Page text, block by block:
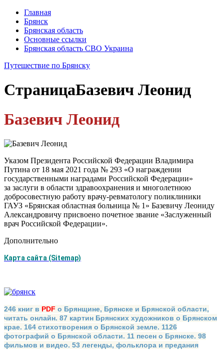
Главная
Брянск
Брянская область
Основные ссылки
Брянская область СВО Украина
Путешествие по Брянску
СтраницаБазевич Леонид
Базевич Леонид
Указом Президента Российской Федерации Владимира
Путина от 18 мая 2021 года № 293 «О награждении
государственными наградами Российской Федерации»
за заслуги в области здравоохранения и многолетнюю
добросовестную работу врачу-ревматологу поликлиники
ГАУЗ «Брянская областная больница № 1» Базевичу Леониду
Александровичу присвоено почетное звание «Заслуженный
врач Российской Федерации».
Дополнительно
Карта сайта (Sitemap)
246 книг в PDF о Брянщине, Брянске и Брянской области,
читать онлайн. 87 картин Брянских художников о Брянском
крае. 164 стихотворения о Брянской земле. 1126
фотографий о Брянской области. 11 песен о Брянске. 98
фильмов и видео. 53 легенды, фольклора и предания